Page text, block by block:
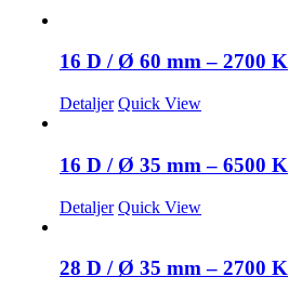
16 D / Ø 60 mm – 2700 K
Detaljer Quick View
16 D / Ø 35 mm – 6500 K
Detaljer Quick View
28 D / Ø 35 mm – 2700 K